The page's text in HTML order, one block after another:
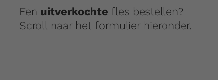
Een uitverkochte fles bestellen?
Scroll naar het formulier hieronder.